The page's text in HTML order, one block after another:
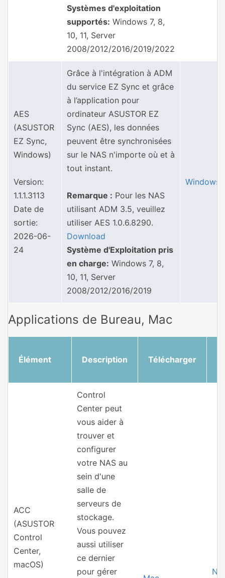
Systèmes d'exploitation
supportés: Windows 7, 8,
10, 11, Server
2008/2012/2016/2019/2022
AES
(ASUSTOR
EZ Sync,
Windows)
Version:
1.1.1.3113
Date de
sortie:
2026-06-
24
Grâce à l'intégration à ADM
du service EZ Sync et grâce
à l’application pour
ordinateur ASUSTOR EZ
Sync (AES), les données
peuvent être synchronisées
sur le NAS n'importe où et à
tout instant.
Remarque : Pour les NAS
utilisant ADM 3.5, veuillez
utiliser AES 1.0.6.8290.
Download
Système d'Exploitation pris
en charge: Windows 7, 8,
10, 11, Server
2008/2012/2016/2019
Windows
Applications de Bureau, Mac
Élément Description Télécharger
ACC
(ASUSTOR
Control
Center,
macOS)
Control
Center peut
vous aider à
trouver et
configurer
votre NAS au
sein d'une
salle de
serveurs de
stockage.
Vous pouvez
aussi utiliser
ce dernier
pour gérer